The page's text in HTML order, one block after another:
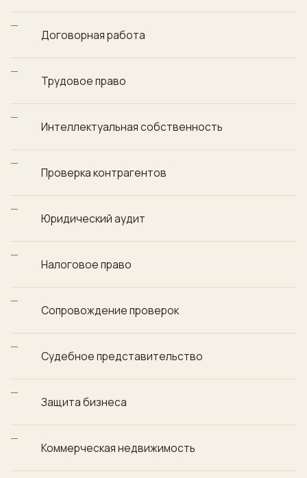
Договорная работа
Трудовое право
Интеллектуальная собственность
Проверка контрагентов
Юридический аудит
Налоговое право
Сопровождение проверок
Судебное представительство
Защита бизнеса
Коммерческая недвижимость